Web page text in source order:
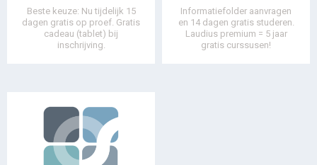
Beste keuze: Nu tijdelijk 15
dagen gratis op proef. Gratis
cadeau (tablet) bij
inschrijving.
Informatiefolder aanvragen
en 14 dagen gratis studeren.
Laudius premium = 5 jaar
gratis curssusen!